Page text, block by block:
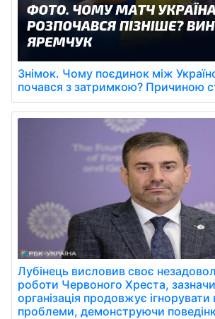
Знімок. Чому поєдинок між
почався з затримкою? Причиною
Лубінець висловив своє
роботи Червоного Хреста,
організація продовжує ігнорувати
проблеми, демонструючи